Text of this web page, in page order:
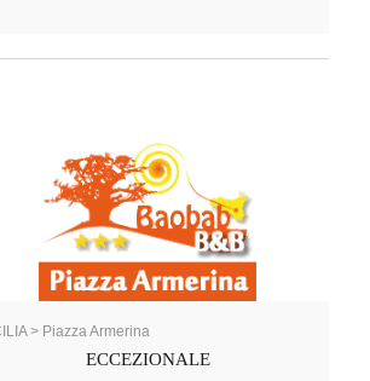
> Piazza Armerina
ECCEZIONALE